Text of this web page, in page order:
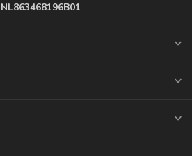
NL863468196B01